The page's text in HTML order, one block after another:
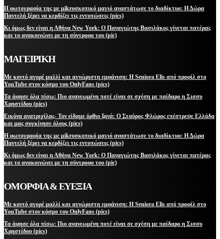
Η φωτογραφία της με μikroσκοπικό μαγιό αναστάτωσε το διαδίκτυο: Η Δώρα
Παντελή ξέρει να κερδίζει τις εντυπώσεις (pics)
Κι όμως δεν είναι η Αθήνα New York: Ο Παναγιώτης Βασιλάκος γίνεται πατέρας
και το ανακοινώνει με τη σύντροφο του (pic)
ΜΑΓΕΙΡΙΚΗ
Με κοντό αγορέ μαλλί και αγνώριστη εμφάνιση: Η Seniora Elis από προφίλ στο
YouTube στον κόσμο του OnlyFans (pics)
Τα άφησε όλα πίσω: Πιο ανανεωμένη ποτέ είναι σε σχέση με παίδαρο η Σισσυ
Χρηστίδου (pics)
Εικόνα ανατριχίλας- Τον είδαμε όρθιο ξανά: Ο Σταύρος Φλώρος επέστρεψε Ελλάδα
και μας συγκίνησε όλους (pics)
Η φωτογραφία της με μikroσκοπικό μαγιό αναστάτωσε το διαδίκτυο: Η Δώρα
Παντελή ξέρει να κερδίζει τις εντυπώσεις (pics)
Κι όμως δεν είναι η Αθήνα New York: Ο Παναγιώτης Βασιλάκος γίνεται πατέρας
και το ανακοινώνει με τη σύντροφο του (pic)
ΟΜΟΡΦΙΑ & ΕΥΕΞΙΑ
Με κοντό αγορέ μαλλί και αγνώριστη εμφάνιση: Η Seniora Elis από προφίλ στο
YouTube στον κόσμο του OnlyFans (pics)
Τα άφησε όλα πίσω: Πιο ανανεωμένη ποτέ είναι σε σχέση με παίδαρο η Σισσυ
Χρηστίδου (pics)